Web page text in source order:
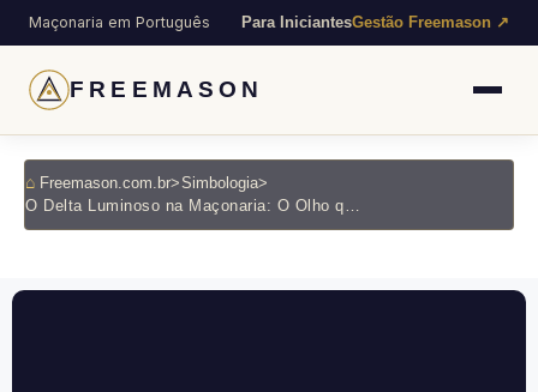
Maçonaria em Português Para IniciantesGestão Freemason ↗
FREEMASON
Freemason.com.br>Simbologia>